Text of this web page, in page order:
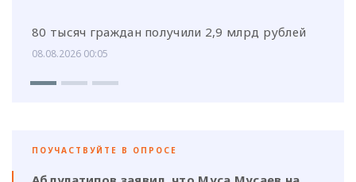
80 тысяч граждан получили 2,9 млрд рублей
08.08.2026 00:05
ПОУЧАСТВУЙТЕ В ОПРОСЕ